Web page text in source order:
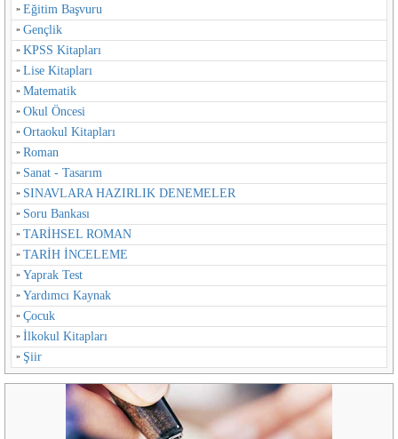
Eğitim Başvuru
Gençlik
KPSS Kitapları
Lise Kitapları
Matematik
Okul Öncesi
Ortaokul Kitapları
Roman
Sanat - Tasarım
SINAVLARA HAZIRLIK DENEMELER
Soru Bankası
TARİHSEL ROMAN
TARİH İNCELEME
Yaprak Test
Yardımcı Kaynak
Çocuk
İlkokul Kitapları
Şiir